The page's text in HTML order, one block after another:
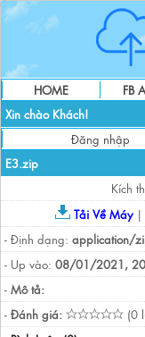
HOME FB
Xin chào Khách!
Đăng nhập
E3.zip
Kích
Tải Về Máy|
- Định dạng: application/
- Up vào: 08/01/2021,
- Mô tả:
- Đánh giá:
(0